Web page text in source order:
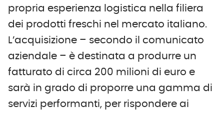
propria esperienza logistica nella filiera
dei prodotti freschi nel mercato italiano.
L’acquisizione – secondo il comunicato
aziendale – è destinata a produrre un
fatturato di circa 200 milioni di euro e
sarà in grado di proporre una gamma di
servizi performanti, per rispondere ai